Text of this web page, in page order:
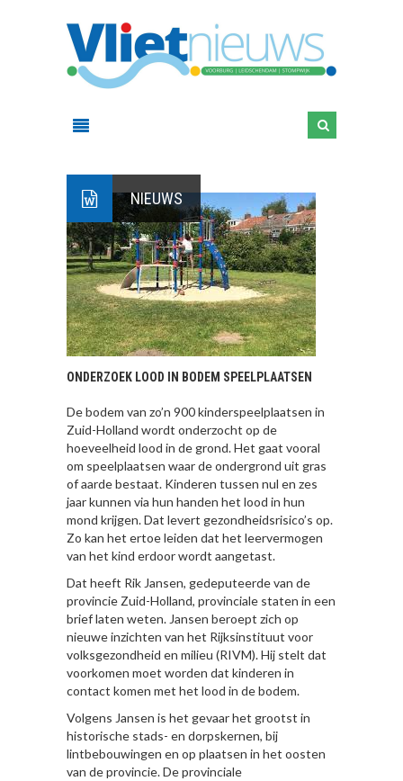
NIEUWS
ONDERZOEK LOOD IN BODEM SPEELPLAATSEN
De bodem van zo’n 900 kinderspeelplaatsen in
Zuid-Holland wordt onderzocht op de
hoeveelheid lood in de grond. Het gaat vooral
om speelplaatsen waar de ondergrond uit gras
of aarde bestaat. Kinderen tussen nul en zes
jaar kunnen via hun handen het lood in hun
mond krijgen. Dat levert gezondheidsrisico’s op.
Zo kan het ertoe leiden dat het leervermogen
van het kind erdoor wordt aangetast.
Dat heeft Rik Jansen, gedeputeerde van de
provincie Zuid-Holland, provinciale staten in een
brief laten weten. Jansen beroept zich op
nieuwe inzichten van het Rijksinstituut voor
volksgezondheid en milieu (RIVM). Hij stelt dat
voorkomen moet worden dat kinderen in
contact komen met het lood in de bodem.
Volgens Jansen is het gevaar het grootst in
historische stads- en dorpskernen, bij
lintbebouwingen en op plaatsen in het oosten
van de provincie. De provinciale